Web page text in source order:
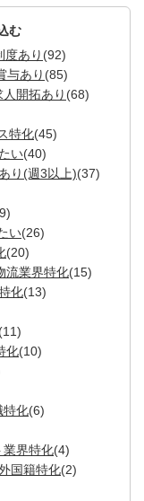
む
度あり (92)
与あり (85)
開拓あり (68)
特化(45)
い(40)
り(週3以上)(37)
い(26)
(20)
流業界特化(15)
化(13)
(11)
化(10)
特化(6)
業界特化(4)
国籍特化(2)